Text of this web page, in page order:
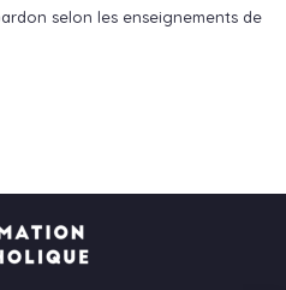
selon les enseignements de